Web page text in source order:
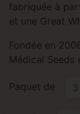
fabriquée à
et une Great
Fondée en
Médical Seeds
Paquet de